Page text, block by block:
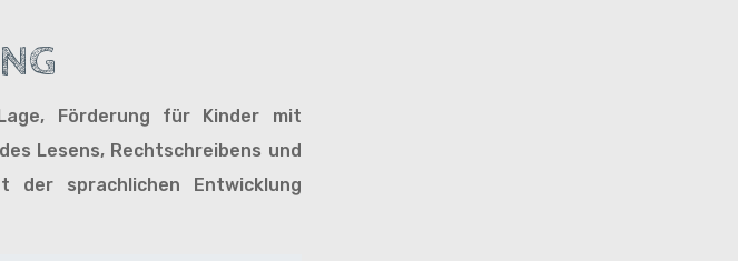
Förderung für Kinder mit
Lesens, Rechtschreibens und
der sprachlichen Entwicklung